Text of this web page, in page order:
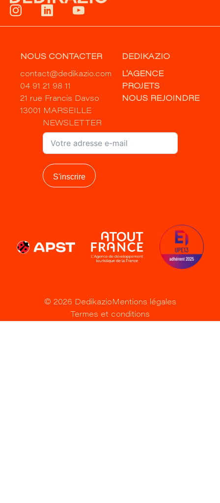
NOUS CONTACTER
contact@dedikazio.com
04 91 21 98 11
21 rue Francis Davso
13001 MARSEILLE
DEDIKAZIO
L'AGENCE
PROJETS
NOUS REJOINDRE
NEWSLETTER
S'inscrire
© 2026 DedikazioMentions légales
Termes et conditions